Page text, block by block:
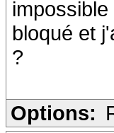
bloqué et
?
Options: